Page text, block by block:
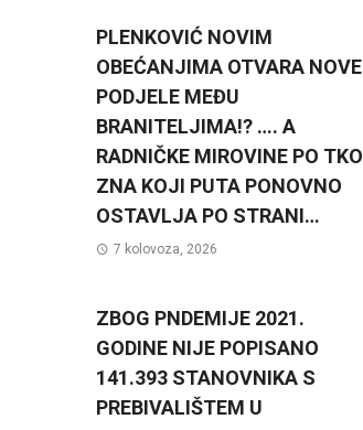
PLENKOVIĆ NOVIM
OBEĆANJIMA OTVARA NOVE
PODJELE MEĐU
BRANITELJIMA!? …. A
RADNIČKE MIROVINE PO TKO
ZNA KOJI PUTA PONOVNO
OSTAVLJA PO STRANI…
7 kolovoza, 2026
ZBOG PNDEMIJE 2021.
GODINE NIJE POPISANO
141.393 STANOVNIKA S
PREBIVALIŠTEM U